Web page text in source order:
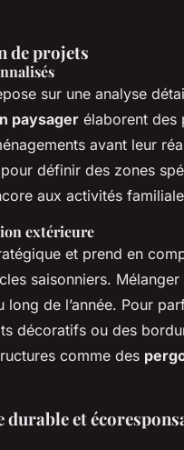
de projets
sur une analyse
paysager élaborent des
avant leur
définir des zones
aux activités
extérieure
et prend en
saisonniers. Mélanger
de l’année. Pour
décoratifs ou des
comme des
et